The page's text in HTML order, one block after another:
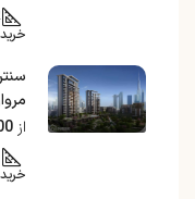
از